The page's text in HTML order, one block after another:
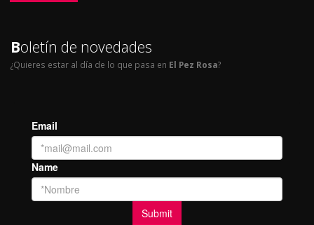
Boletín de novedades
¿Quieres estar al día de lo que pasa en El Pez Rosa?